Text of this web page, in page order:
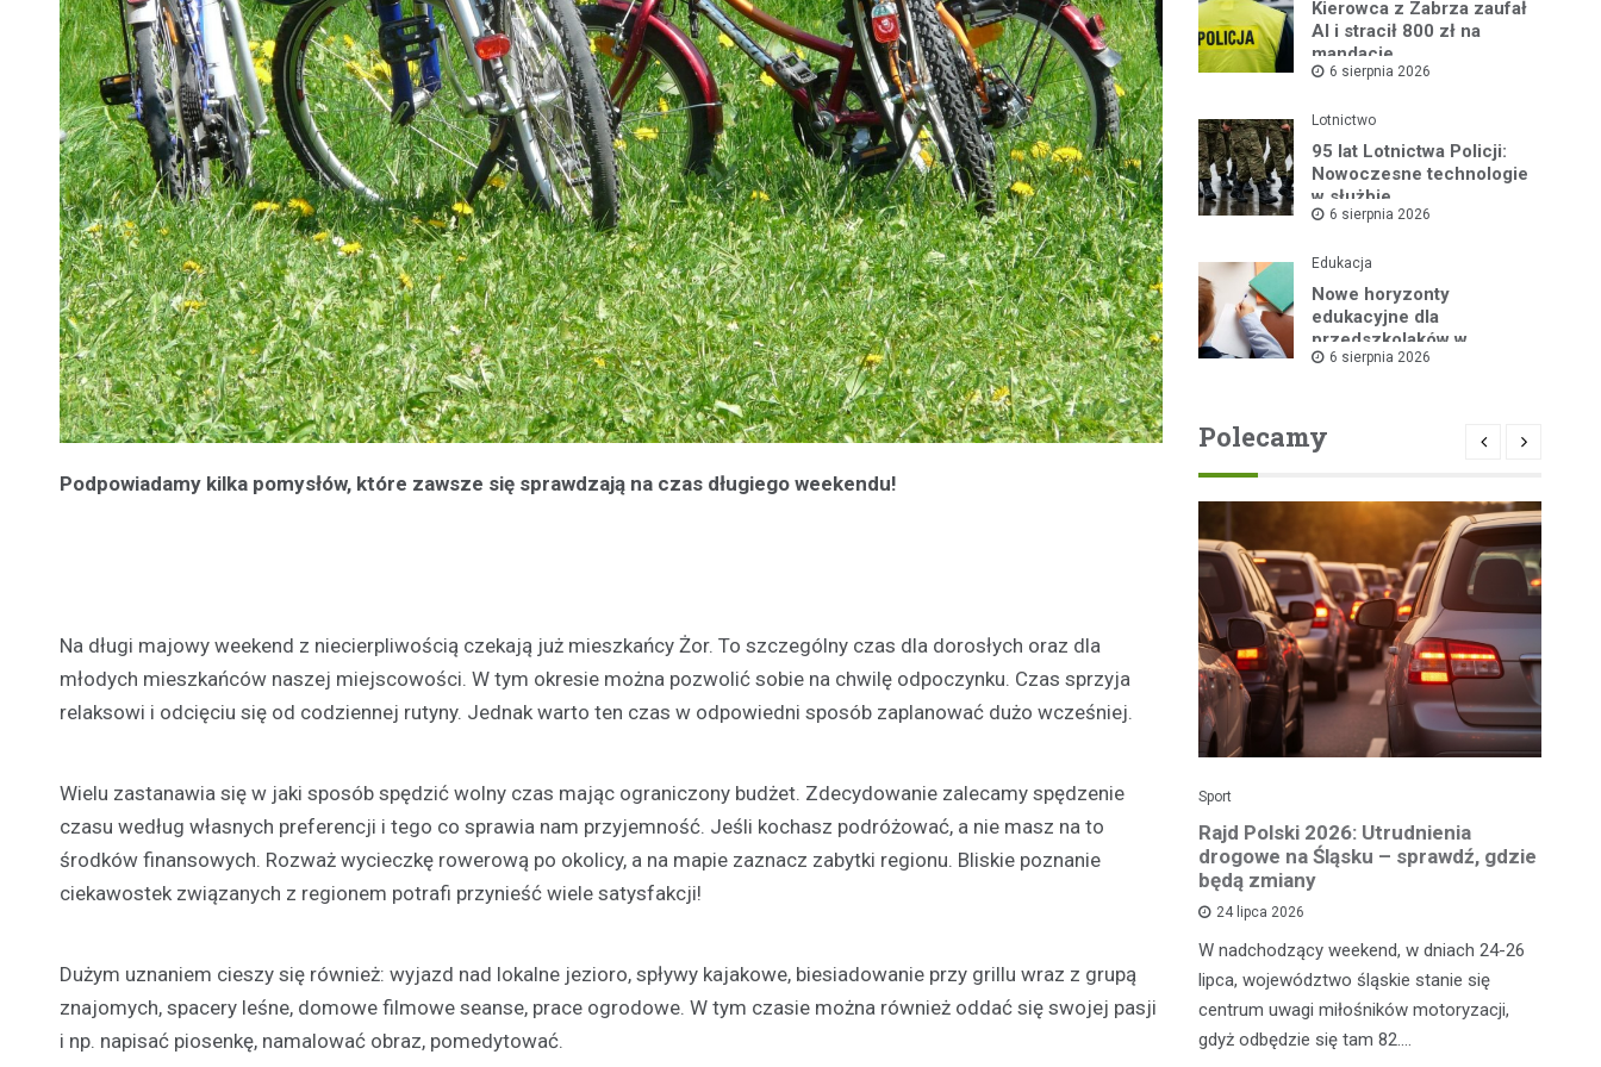
Podpowiadamy kilka pomysłów, które zawsze się sprawdzają na czas długiego weekendu!
Na długi majowy weekend z niecierpliwością czekają już mieszkańcy Żor. To szczególny czas dla dorosłych oraz dla
młodych mieszkańców naszej miejscowości. W tym okresie można pozwolić sobie na chwilę odpoczynku. Czas sprzyja
relaksowi i odcięciu się od codziennej rutyny. Jednak warto ten czas w odpowiedni sposób zaplanować dużo wcześniej.
Wielu zastanawia się w jaki sposób spędzić wolny czas mając ograniczony budżet. Zdecydowanie zalecamy spędzenie
czasu według własnych preferencji i tego co sprawia nam przyjemność. Jeśli kochasz podróżować, a nie masz na to
środków finansowych. Rozważ wycieczkę rowerową po okolicy, a na mapie zaznacz zabytki regionu. Bliskie poznanie
ciekawostek związanych z regionem potrafi przynieść wiele satysfakcji!
Dużym uznaniem cieszy się również: wyjazd nad lokalne jezioro, spływy kajakowe, biesiadowanie przy grillu wraz z grupą
znajomych, spacery leśne, domowe filmowe seanse, prace ogrodowe. W tym czasie można również oddać się swojej pasji
i np. napisać piosenkę, namalować obraz, pomedytować.
Kierowca z Zabrza zaufał
AI i stracił 800 zł na
mandacie
6 sierpnia 2026
Lotnictwo
95 lat Lotnictwa Policji:
Nowoczesne technologie
w służbie
bezpieczeństwa
6 sierpnia 2026
Edukacja
Nowe horyzonty
edukacyjne dla
przedszkolaków w
Publicznym Przedszkolu
6 sierpnia 2026
Polecamy
Festyny
Festyn rodzinny w Moszczenicy:
emocjonujące zakończenie sezonu
Moszczenicy mieli okazję uczestniczyć w
niezwykłym wydarzeniu, które zakończyło
Sport
Rajd Polski 2026: Utrudnienia
drogowe na Śląsku – sprawdź, gdzie
będą zmiany
24 lipca 2026
W nadchodzący weekend, w dniach 24-26
lipca, województwo śląskie stanie się
centrum uwagi miłośników motoryzacji,
gdyż odbędzie się tam 82.…